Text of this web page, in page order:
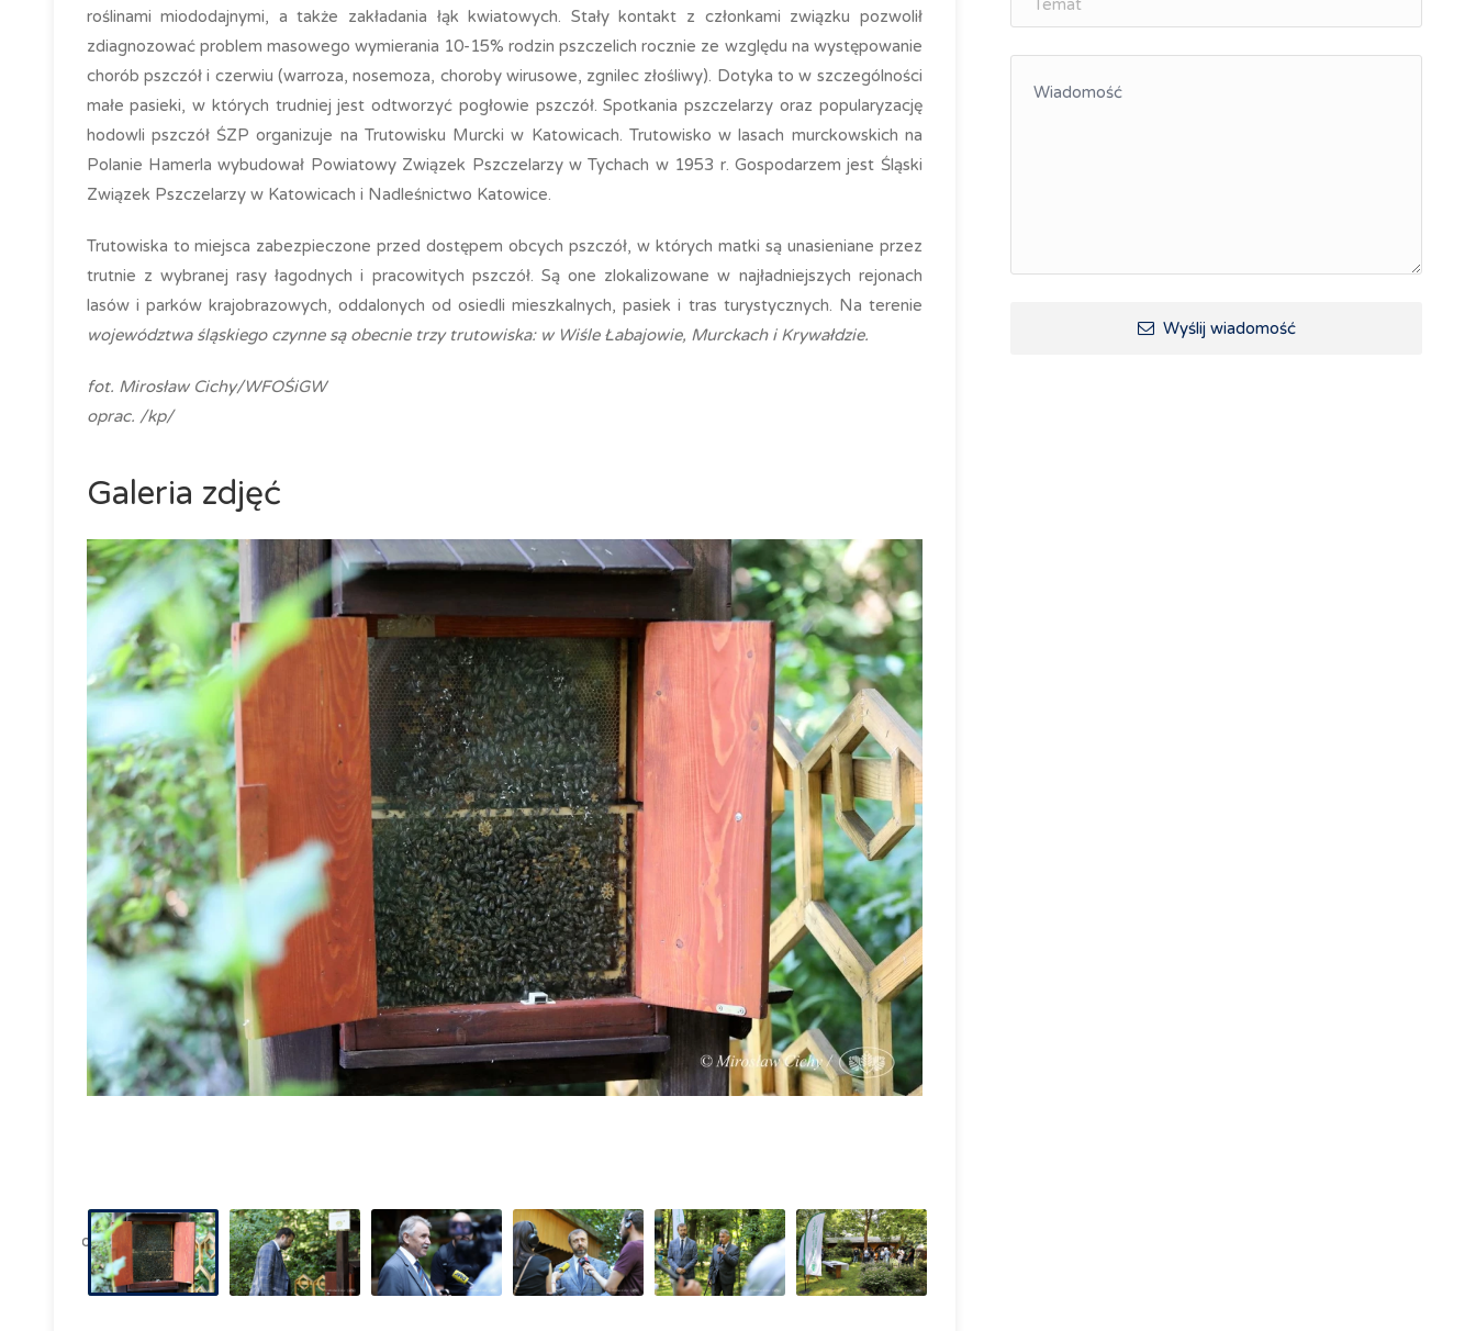
roślinami miododajnymi, a także zakładania łąk kwiatowych. Stały kontakt z członkami związku pozwolił
zdiagnozować problem masowego wymierania 10-15% rodzin pszczelich rocznie ze względu na występowanie
chorób pszczół i czerwiu (warroza, nosemoza, choroby wirusowe, zgnilec złośliwy). Dotyka to w szczególności
małe pasieki, w których trudniej jest odtworzyć pogłowie pszczół. Spotkania pszczelarzy oraz popularyzację
hodowli pszczół ŚZP organizuje na Trutowisku Murcki w Katowicach. Trutowisko w lasach murckowskich na
Polanie Hamerla wybudował Powiatowy Związek Pszczelarzy w Tychach w 1953 r. Gospodarzem jest Śląski
Związek Pszczelarzy w Katowicach i Nadleśnictwo Katowice.
Trutowiska to miejsca zabezpieczone przed dostępem obcych pszczół, w których matki są unasieniane przez
trutnie z wybranej rasy łagodnych i pracowitych pszczół. Są one zlokalizowane w najładniejszych rejonach
lasów i parków krajobrazowych, oddalonych od osiedli mieszkalnych, pasiek i tras turystycznych. Na terenie
województwa śląskiego czynne są obecnie trzy trutowiska: w Wiśle Łabajowie, Murckach i Krywałdzie.
fot. Mirosław Cichy/WFOŚiGW
oprac. /kp/
Galeria zdjęć
Integracja
Wyślij wiadomość